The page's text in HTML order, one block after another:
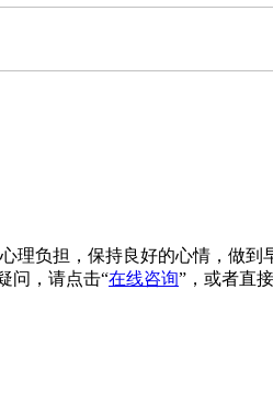
理负担，保持良好的心情，做到
问，请点击“在线咨询”，或者直